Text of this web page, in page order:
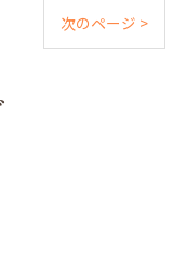
次のページ >